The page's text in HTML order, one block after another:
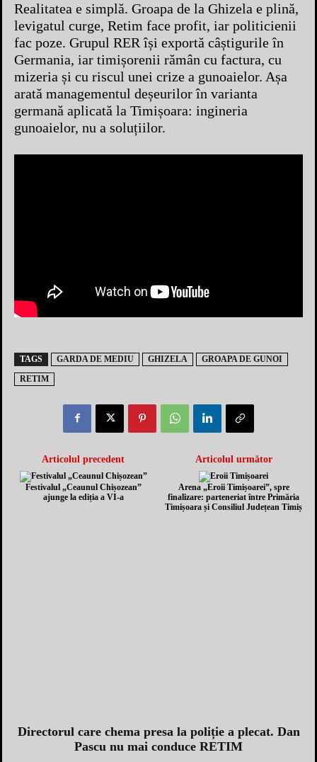
Realitatea e simplă. Groapa de la Ghizela e plină,
levigatul curge, Retim face profit, iar politicienii
fac poze. Grupul RER își exportă câștigurile în
Germania, iar timișorenii rămân cu factura, cu
mizeria și cu riscul unei crize a gunoaielor. Așa
arată managementul deșeurilor în varianta
germană aplicată la Timișoara: ingineria
gunoaielor, nu a soluțiilor.
TAGS GARDA DE MEDIU GHIZELA
GROAPA DE GUNOI
RETIM
Articolul precedent
Festivalul „Ceaunul Chișozean”
ajunge la ediția a VI-a
Articolul următor
Arena „Eroii Timișoarei”, spre
finalizare: parteneriat între Primăria
Timișoara și Consiliul Județean Timiș
Directorul care chema presa la poliție a plecat. Dan
Pascu nu mai conduce RETIM